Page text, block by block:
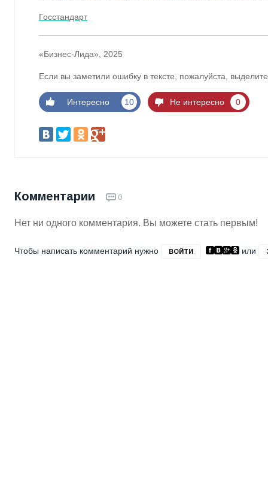
Госстандарт
«Бизнес-Лида», 2025
Если вы заметили ошибку в тексте, пожалуйста,
Интересно 10 Не интересно 0
Комментарии 0
Нет ни одного комментария. Вы можете стать первым!
Чтобы написать комментарий нужно ВОЙТИ или